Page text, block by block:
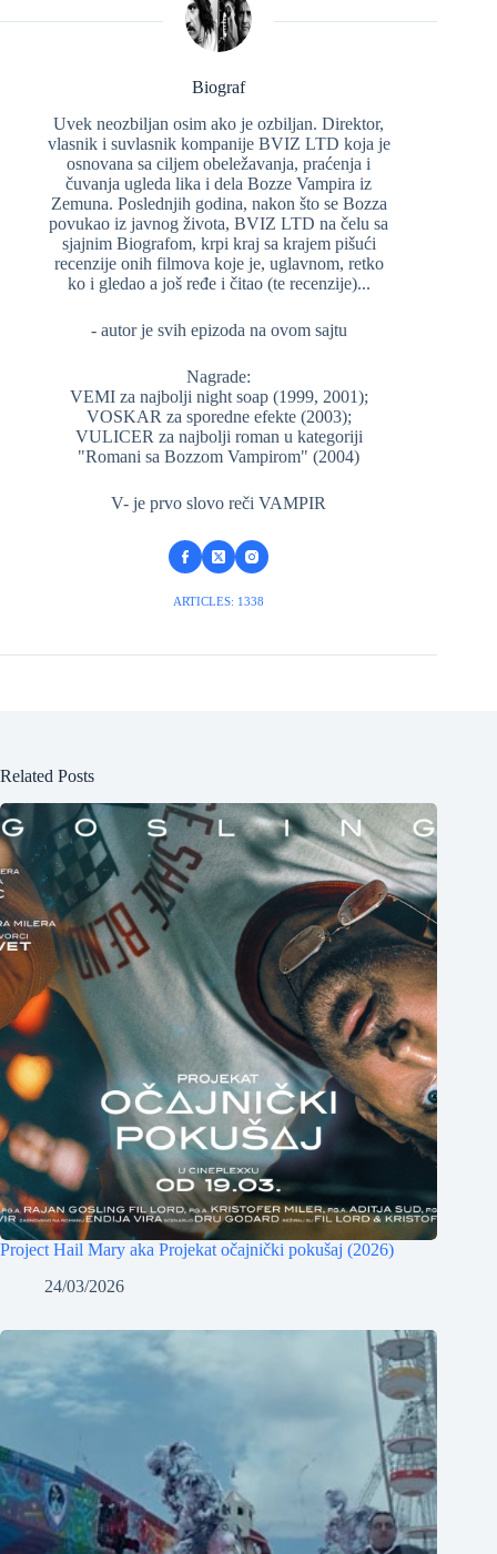
Biograf
Uvek neozbiljan osim ako je ozbiljan. Direktor,
vlasnik i suvlasnik kompanije BVIZ LTD koja je
osnovana sa ciljem obeležavanja, praćenja i
čuvanja ugleda lika i dela Bozze Vampira iz
Zemuna. Poslednjih godina, nakon što se Bozza
povukao iz javnog života, BVIZ LTD na čelu sa
sjajnim Biografom, krpi kraj sa krajem pišući
recenzije onih filmova koje je, uglavnom, retko
ko i gledao a još ređe i čitao (te recenzije)...
- autor je svih epizoda na ovom sajtu
Nagrade:
VEMI za najbolji night soap (1999, 2001);
VOSKAR za sporedne efekte (2003);
VULICER za najbolji roman u kategoriji
"Romani sa Bozzom Vampirom" (2004)
V- je prvo slovo reči VAMPIR
ARTICLES: 1338
Related Posts
Project Hail Mary aka Projekat očajnički pokušaj (2026)
24/03/2026